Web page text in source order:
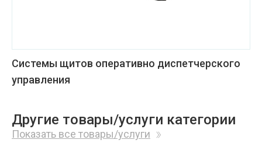
Системы щитов оперативно диспетчерского
управления
Другие товары/услуги категории
Показать все товары/услуги